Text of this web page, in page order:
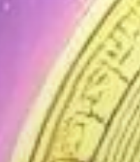
d'Ethereum
de support
zone de